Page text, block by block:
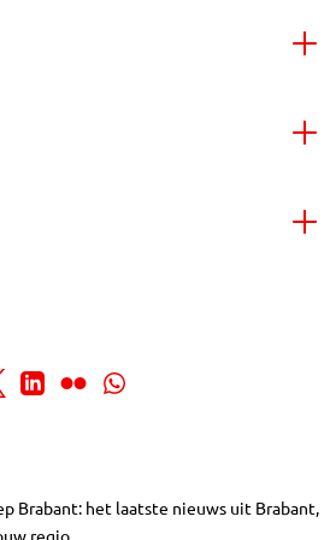
Brabant: het laatste nieuws uit Brabant,
regio.